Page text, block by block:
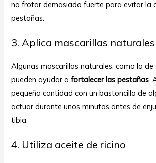
no frotar demasiado fuerte para evitar la
pestañas.
3. Aplica mascarillas naturales
Algunas mascarillas naturales, como la de
pueden ayudar afortalecer las pestañas.
pequeña cantidad con un bastoncillo de
actuar durante unos minutos antes de
tibia.
4. Utiliza aceite de ricino